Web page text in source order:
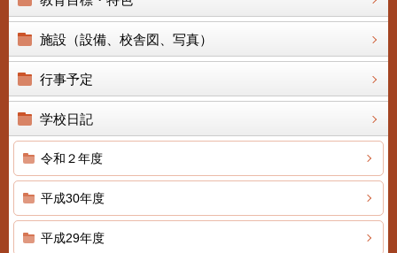
施設（設備、校舎図、写真）
行事予定
学校日記
令和２年度
平成30年度
平成29年度